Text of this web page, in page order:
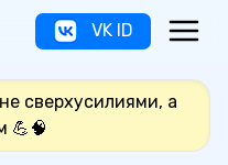
VK ID
сверхусилиями, а
💪🧠